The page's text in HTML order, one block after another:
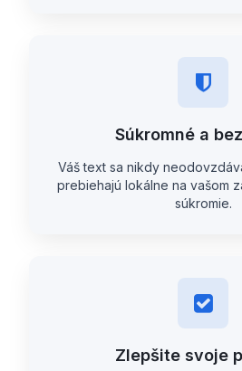
Súkromné a
Váš text sa nikdy
prebiehajú lokálne na vašom
súkromie.
Zlepšite svoje